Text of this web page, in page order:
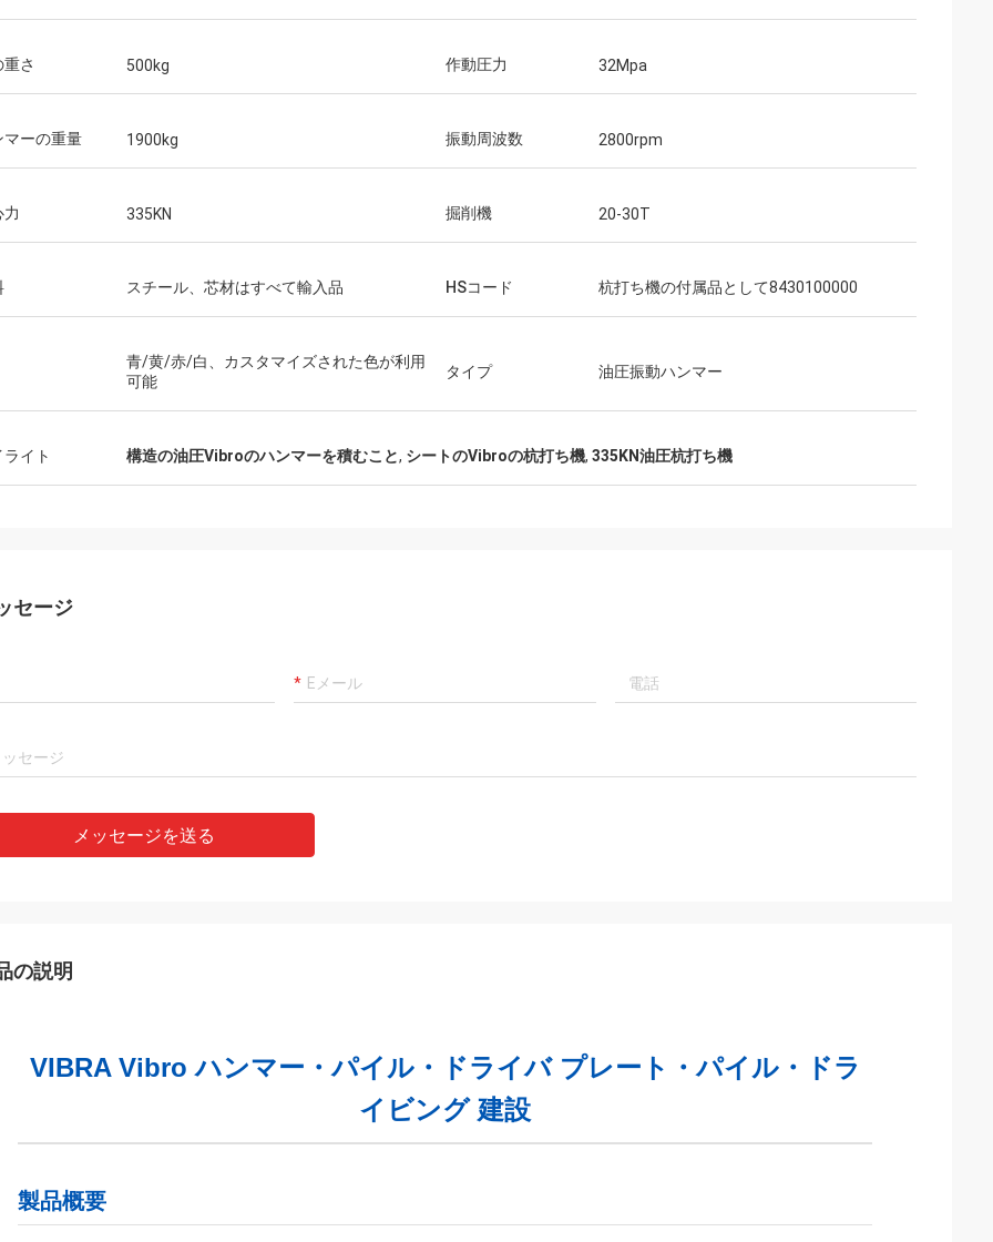
さ 500kg 作動圧力 32Mpa
マーの重量 1900kg 振動周波数 2800rpm
力 335KN 掘削機 20-30T
スチール、芯材はすべて輸入品 HSコード 杭打ち機の付属品として8430100000
青/黄/赤/白、カスタマイズされた色が利用
可能
タイプ 油圧振動ハンマー
イト 構造の油圧Vibroのハンマーを積むこと, シートのVibroの杭打ち機, 335KN油圧杭打ち機
セージ
メッセージを送る
の説明
VIBRA Vibro ハンマー・パイル・ドライバ プレート・パイル・ドラ
イビング 建設
製品概要